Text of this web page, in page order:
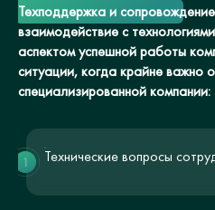
Техподдержка и
взаимодействие с
аспектом успешной работы
ситуации, когда крайне важно
специализированной компании:
Технические вопросы
1